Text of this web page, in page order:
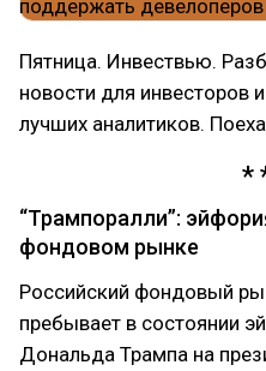
Пятница. Инвествью.
новости для инвесторов
лучших аналитиков.
“Трампоралли”:
фондовом рынке
Российский фондовый
пребывает в состоянии
Дональда Трампа на